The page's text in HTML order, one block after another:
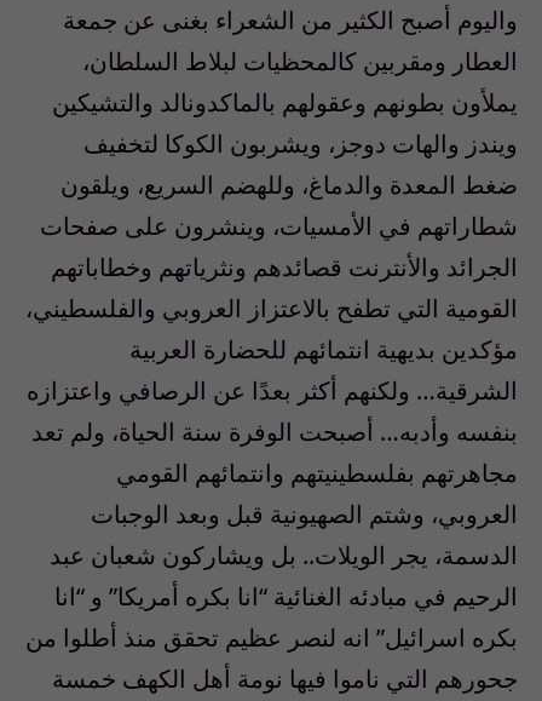
واليوم أصبح الكثير من الشعراء بغنى عن جمعة
العطار ومقربين كالمحظيات لبلاط السلطان،
يملأون بطونهم وعقولهم بالماكدونالد والتشيكين
ويندز والهات دوجز، ويشربون الكوكا لتخفيف
ضغط المعدة والدماغ، وللهضم السريع، ويلقون
شطاراتهم في الأمسيات، وينشرون على صفحات
الجرائد والأنترنت قصائدهم ونثرياتهم وخطاباتهم
القومية التي تطفح بالاعتزاز العروبي والفلسطيني،
مؤكدين بديهية انتمائهم للحضارة العربية
الشرقية… ولكنهم أكثر بعدًا عن الرصافي واعتزازه
بنفسه وأدبه… أصبحت الوفرة سنة الحياة، ولم تعد
مجاهرتهم بفلسطينيتهم وانتمائهم القومي
العروبي، وشتم الصهيونية قبل وبعد الوجبات
الدسمة، يجر الويلات.. بل ويشاركون شعبان عبد
الرحيم في مبادئه الغنائية “انا بكره أمريكا” و “انا
بكره اسرائيل” انه لنصر عظيم تحقق منذ أطلوا من
جحورهم التي ناموا فيها نومة أهل الكهف خمسة